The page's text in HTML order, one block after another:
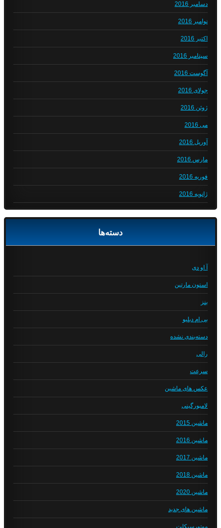
دسامبر 2016
نوامبر 2016
اکتبر 2016
سپتامبر 2016
آگوست 2016
جولای 2016
ژوئن 2016
می 2016
آوریل 2016
مارس 2016
فوریه 2016
ژانویه 2016
دسته‌ها
آ او دی
استون مارتین
بنز
بی ام دبلیو
دسته‌بندی نشده
رالی
سرعت
عکس های ماشین
لامبورگینی
ماشین 2015
ماشین 2016
ماشین 2017
ماشین 2018
ماشین 2020
ماشین های جدید